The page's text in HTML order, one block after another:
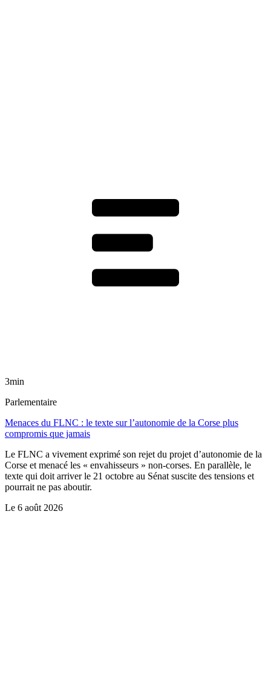
3min
Parlementaire
Menaces du FLNC : le texte sur l’autonomie de la Corse plus
compromis que jamais
Le FLNC a vivement exprimé son rejet du projet d’autonomie de la
Corse et menacé les « envahisseurs » non-corses. En parallèle, le
texte qui doit arriver le 21 octobre au Sénat suscite des tensions et
pourrait ne pas aboutir.
Le 6 août 2026